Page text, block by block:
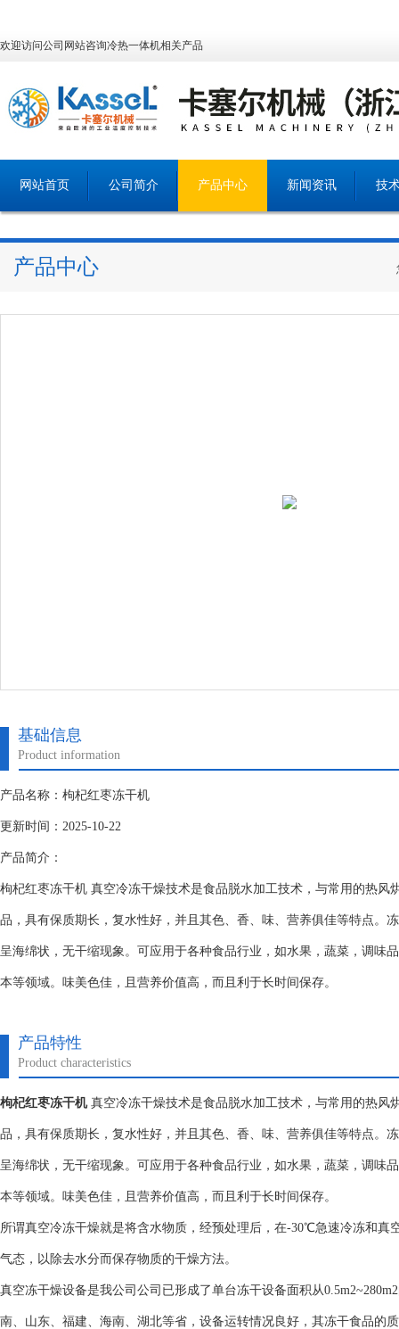
欢迎访问公司网站咨询冷热一体机相关产品
网站首页 公司简介 产品中心 新闻资讯 技
产品中心
基础信息
Product information
产品名称：枸杞红枣冻干机
更新时间：2025-10-22
产品简介：
枸杞红枣冻干机 真空冷冻干燥技术是食品脱水加工技术，与常用的热风
品，具有保质期长，复水性好，并且其色、香、味、营养俱佳等特点。
呈海绵状，无干缩现象。可应用于各种食品行业，如水果，蔬菜，调味
本等领域。味美色佳，且营养价值高，而且利于长时间保存。
产品特性
Product characteristics
枸杞红枣冻干机真空冷冻干燥技术是食品脱水加工技术，与常用的热风
品，具有保质期长，复水性好，并且其色、香、味、营养俱佳等特点。
呈海绵状，无干缩现象。可应用于各种食品行业，如水果，蔬菜，调味
本等领域。味美色佳，且营养价值高，而且利于长时间保存。
所谓真空冷冻干燥就是将含水物质，经预处理后，在-30℃急速冷冻和真
气态，以除去水分而保存物质的干燥方法。
真空冻干燥设备是我公司公司已形成了单台冻干设备面积从
南、山东、福建、海南、湖北等省，设备运转情况良好，其冻干食品的